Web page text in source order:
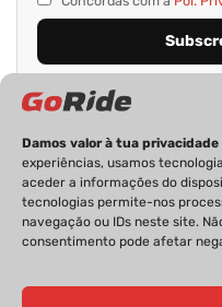
Damos valor à tua privacidade
experiências, usamos
aceder a informações do
tecnologias permite-nos
navegação ou IDs neste site.
consentimento pode afetar
PRIVACIDADE FICHA